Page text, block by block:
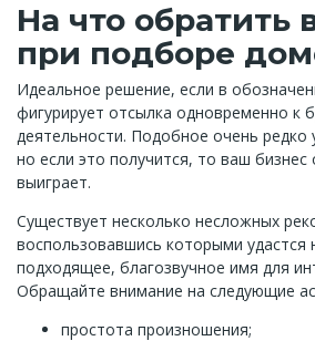
На что обратить
при подборе
Идеальное решение, если в
фигурирует отсылка одновременно к
деятельности. Подобное очень редко
но если это получится, то ваш бизнес
выиграет.
Существует несколько несложных
воспользовавшись которыми удастся
подходящее, благозвучное имя для
Обращайте внимание на следующие
простота произношения;